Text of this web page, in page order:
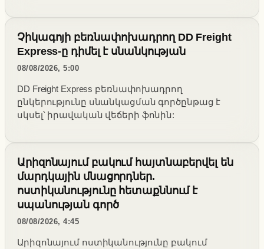
Չիկագոյի բեռնափոխադրող DD Freight
Express-ը դիմել է սնանկության
08/08/2026, 5:00
DD Freight Express բեռնափոխադրող
ընկերությունը սնանկացման գործընթաց է
սկսել՝ իրավական վեճերի ֆոնին:
Արիզոնայում բակում հայտնաբերվել են
մարդկային մնացորդներ.
ոստիկանությունը հետաքննում է
սպանության գործ
08/08/2026, 4:45
Արիզոնայում ոստիկանությունը բակում